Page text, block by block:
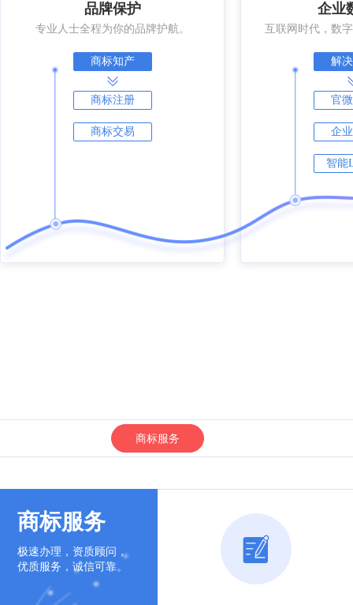
品牌保护
专业人士全程为你的品牌护航。
商标知产
商标注册
商标交易
企业
互联网时代，数
解
官
企
智能
商标服务
商标服务
极速办理，资质顾问，
优质服务，诚信可靠。